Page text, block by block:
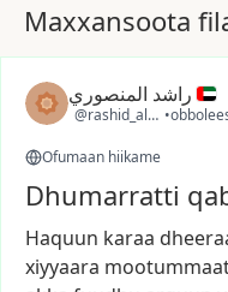
Maxxansoota
راشد المنصوري
@rashid_almansoori1
•
Ofumaan hiikame
Dhumarratti
Haquun karaa
xiyyaara